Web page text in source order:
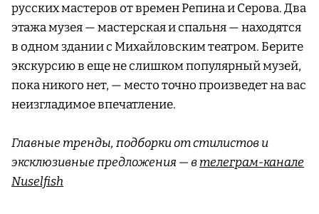
русских мастеров от времен Репина и Серова. Два
этажа музея — мастерская и спальня — находятся
в одном здании с Михайловским театром. Берите
экскурсию в еще не слишком популярный музей,
пока никого нет, — место точно произведет на вас
неизгладимое впечатление.
Главные тренды, подборки от стилистов и
эксклюзивные предложения — втелеграм-канале
Nuselfish